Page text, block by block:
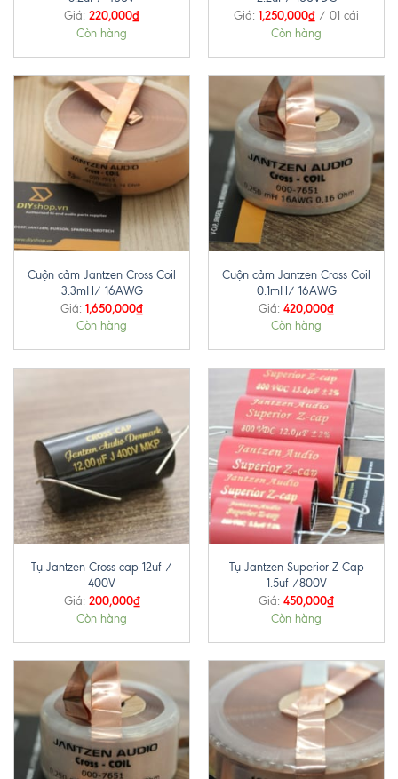
Giá: 220,000₫
Còn hàng
Giá: 1,250,000₫ / 01 cái
Còn hàng
Cuộn cảm Jantzen Cross Coil
3.3mH/ 16AWG
Giá: 1,650,000₫
Còn hàng
Cuộn cảm Jantzen Cross Coil
0.1mH/ 16AWG
Giá: 420,000₫
Còn hàng
Tụ Jantzen Cross cap 12uf /
400V
Giá: 200,000₫
Còn hàng
Tụ Jantzen Superior Z-Cap
1.5uf /800V
Giá: 450,000₫
Còn hàng